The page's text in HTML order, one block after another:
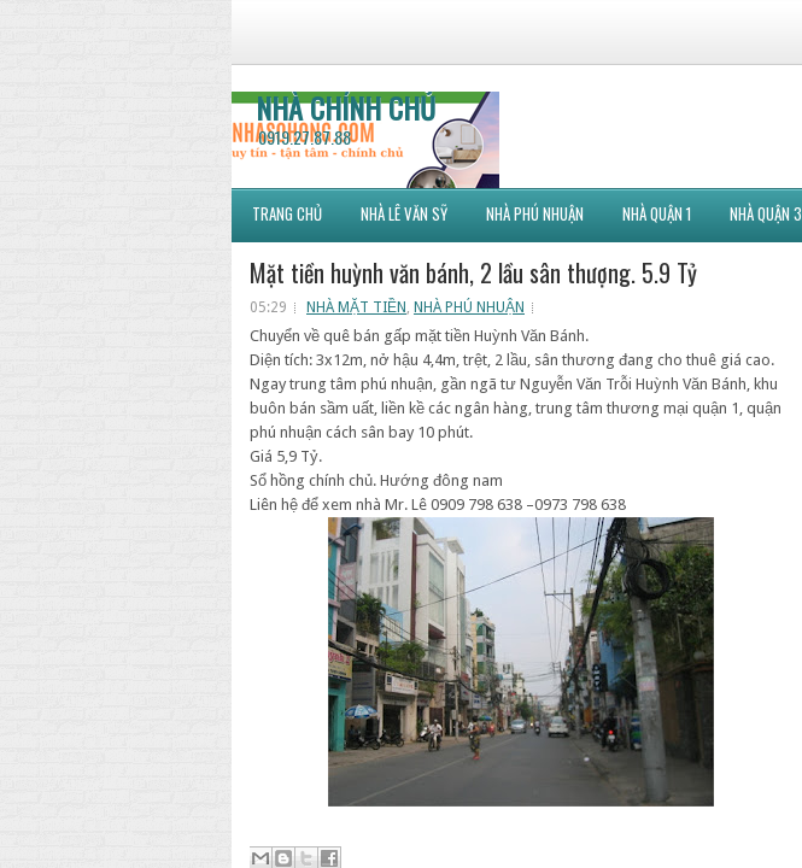
NHÀ CHÍNH CHỦ
0919.27.87.88
TRANG CHỦ NHÀ LÊ VĂN SỸ NHÀ PHÚ NHUẬN NHÀ QUẬN 1 NHÀ QUẬN 3
Mặt tiền huỳnh văn bánh, 2 lầu sân thượng. 5.9 Tỷ
05:29 NHÀ MẶT TIỀN , NHÀ PHÚ NHUẬN
Chuyển về quê bán gấp mặt tiền Huỳnh Văn Bánh.
Diện tích: 3x12m, nở hậu 4,4m, trệt, 2 lầu, sân thương đang cho thuê giá cao.
Ngay trung tâm phú nhuận, gần ngã tư Nguyễn Văn Trỗi Huỳnh Văn Bánh, khu
buôn bán sầm uất, liền kề các ngân hàng, trung tâm thương mại quận 1, quận
phú nhuận cách sân bay 10 phút.
Giá 5,9 Tỷ.
Sổ hồng chính chủ. Hướng đông nam
Liên hệ để xem nhà Mr. Lê 0909 798 638 –0973 798 638